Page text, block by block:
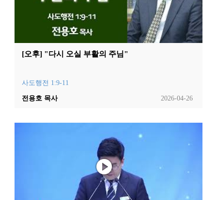
[오후] "다시 오실 부활의 주님"
사도행전 1:9-11
2026-04-26
전용호 목사